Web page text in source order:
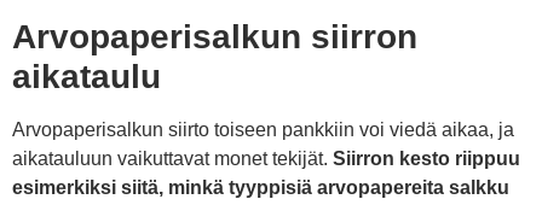
Arvopaperisalkun siirron
aikataulu
Arvopaperisalkun siirto toiseen pankkiin voi viedä aikaa, ja
aikatauluun vaikuttavat monet tekijät. Siirron kesto riippuu
esimerkiksi siitä, minkä tyyppisiä arvopapereita salkku